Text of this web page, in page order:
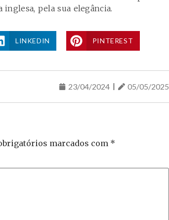
pela sua elegância.
LINKEDIN PINTEREST
23/04/2024 05/05/2025
marcados com *